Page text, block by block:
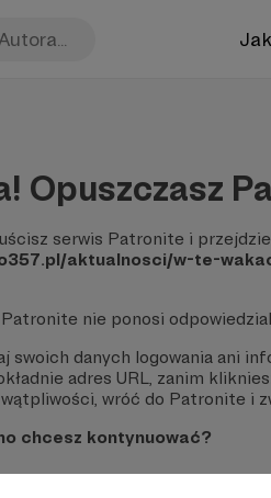
Opuszczasz
serwis Patronite i
aktualnosci/w-te-
nie ponosi
swoich danych logowania ani
adres URL, zanim
wróć do Patronite i
chcesz kontynuować?